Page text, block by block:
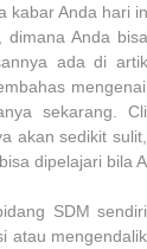
kabar Anda hari
dimana Anda
ada di
sekarang.
akan sedikit
dipelajari bila
SDM
atau